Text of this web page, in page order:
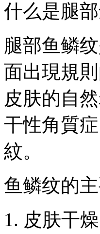
什么是腿
腿部鱼鳞
面出現規
皮肤的自
干性角質
紋。
鱼鳞纹的
1. 皮肤干